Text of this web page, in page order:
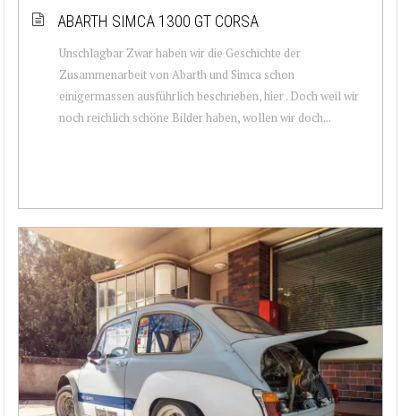
ABARTH SIMCA 1300 GT CORSA
Unschlagbar Zwar haben wir die Geschichte der
Zusammenarbeit von Abarth und Simca schon
einigermassen ausführlich beschrieben, hier . Doch weil wir
noch reichlich schöne Bilder haben, wollen wir doch...